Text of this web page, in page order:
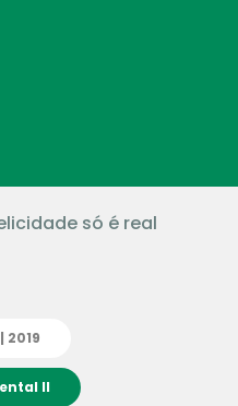
só é real
2019
II